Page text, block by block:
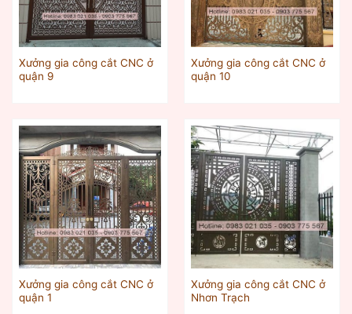
Xưởng gia công cắt CNC ở
quận 9
Xưởng gia công cắt CNC ở
quận 10
Xưởng gia công cắt CNC ở
quận 1
Xưởng gia công cắt CNC ở
Nhơn Trạch